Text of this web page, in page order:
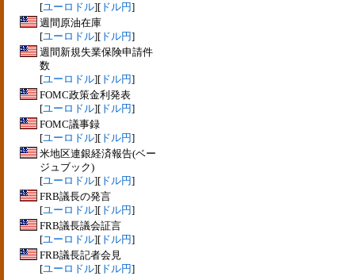
[ユーロドル][ ドル円]
週間原油在庫
[ユーロドル][ ドル円]
週間新規失業保険申請件
数
[ユーロドル][ ドル円]
FOMC政策金利発表
[ユーロドル][ ドル円]
FOMC議事録
[ユーロドル][ ドル円]
米地区連銀経済報告(ベー
ジュブック)
[ユーロドル][ ドル円]
FRB議長の発言
[ユーロドル][ ドル円]
FRB議長議会証言
[ユーロドル][ ドル円]
FRB議長記者会見
[ユーロドル][ ドル円]